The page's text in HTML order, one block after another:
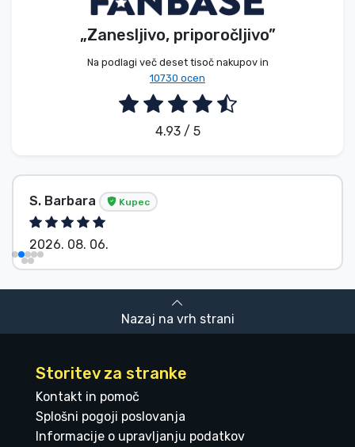
„Zanesljivo, priporočljivo”
Na podlagi več deset tisoč nakupov in
10730 ocen
4.93 / 5
S. Barbara Kupec
2026. 08. 06.
Nazaj na vrh strani
Storitev za stranke
Kontakt in pomoč
Splošni pogoji poslovanja
Informacije o upravljanju podatkov
Blagovne znamke